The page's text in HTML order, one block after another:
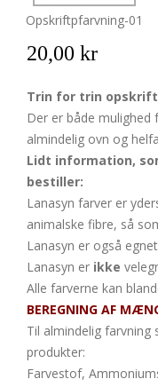
Opskriftpfarvning-01
20,00 kr
Trin for trin opskrift
Der er både mulighed
almindelig ovn og
Lidt information,
bestiller:
Lanasyn farver er
animalske fibre, så
Lanasyn er også
Lanasyn er ikke
Alle farverne kan
BEREGNING AF
Til almindelig farvning
produkter:
Farvestof,